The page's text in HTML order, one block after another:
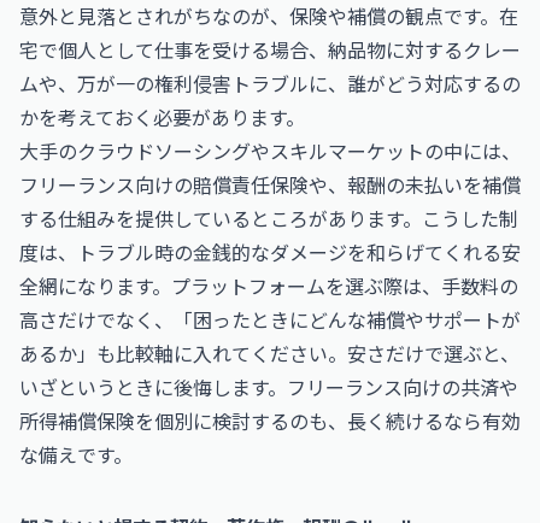
意外と見落とされがちなのが、保険や補償の観点です。在
宅で個人として仕事を受ける場合、納品物に対するクレー
ムや、万が一の権利侵害トラブルに、誰がどう対応するの
かを考えておく必要があります。
大手のクラウドソーシングやスキルマーケットの中には、
フリーランス向けの賠償責任保険や、報酬の未払いを補償
する仕組みを提供しているところがあります。こうした制
度は、トラブル時の金銭的なダメージを和らげてくれる安
全網になります。プラットフォームを選ぶ際は、手数料の
高さだけでなく、「困ったときにどんな補償やサポートが
あるか」も比較軸に入れてください。安さだけで選ぶと、
いざというときに後悔します。フリーランス向けの共済や
所得補償保険を個別に検討するのも、長く続けるなら有効
な備えです。